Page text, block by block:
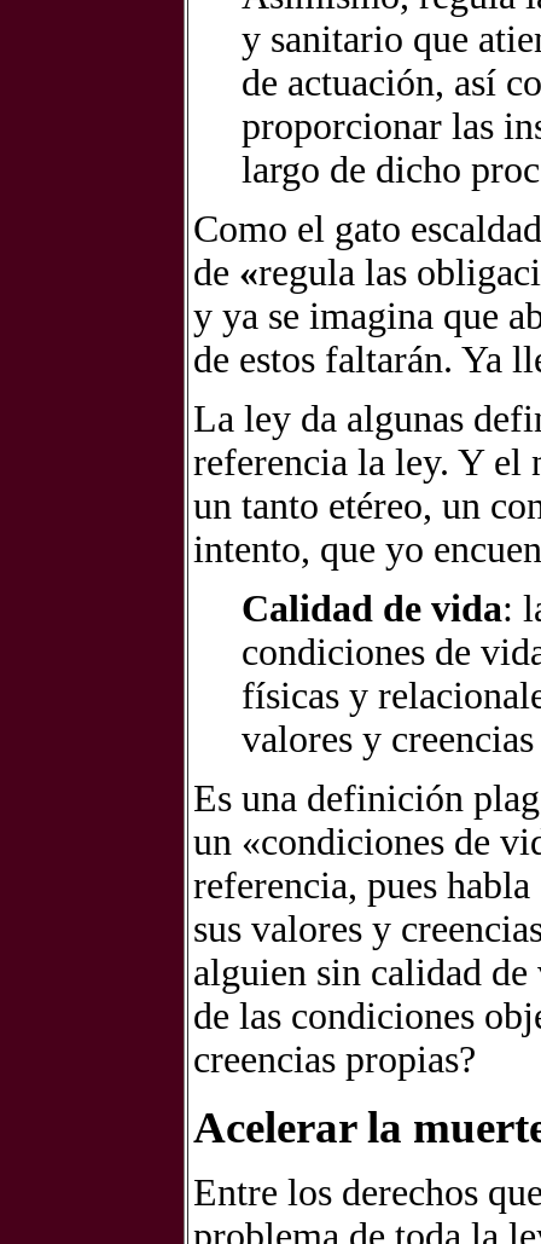
y sanitario que
de actuación, así
proporcionar las
largo de dicho
Como el gato
de «regula las
y ya se imagina que
de estos faltarán. Ya
La ley da algunas
referencia la ley. Y el
un tanto etéreo, un
intento, que yo
Calidad de vida:
condiciones de
físicas y
valores y
Es una definición
un «condiciones de
referencia, pues
sus valores y
alguien sin calidad
de las condiciones
creencias propias?
Acelerar la
Entre los derechos